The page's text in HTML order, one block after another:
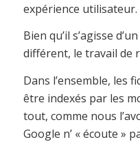
expérience utilisateur.
Bien qu’il s’agisse
différent, le travail de
Dans l’ensemble, les
être indexés par les
tout, comme nous
Google n’ « écoute »